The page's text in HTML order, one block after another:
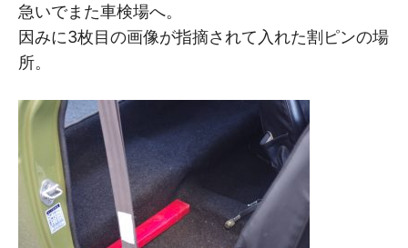
急いでまた車検場へ。
因みに3枚目の画像が指摘されて入れた割ピンの場
所。